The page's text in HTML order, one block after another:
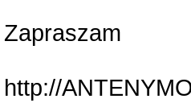
Zapraszam
http://